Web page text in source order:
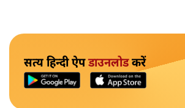
सत्य हिन्दी ऐपडाउनलोडकरें